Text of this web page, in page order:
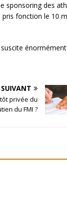
sponsoring des
pris fonction le 10
SUIVANT
privée du
du FMI ?